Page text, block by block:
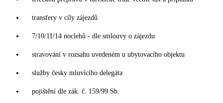
transfery v cíly zájezdů
7/10/11/14 noclehů - dle smlouvy o zájezdu
stravování v rozsahu uvedeném u ubytovacího objektu
služby česky mluvícího delegáta
pojištění dle zák. č. 159/99 Sb.